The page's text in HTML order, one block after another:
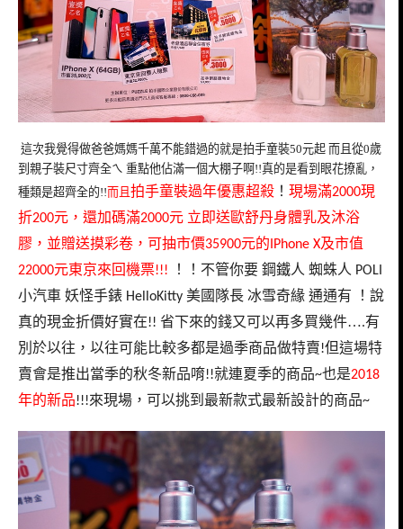
這次我覺得做爸爸媽媽千萬不能錯過的就是拍手童裝50元起 而且從0歲
到親子裝尺寸齊全ㄟ 重點他佔滿一個大棚子啊!!真的是看到眼花撩亂，
種類是超齊全的!!而且 拍手童裝過年優惠超殺 ！ 現場滿2000現
折200元，還加碼滿2000元 立即送歐舒丹身體乳及沐浴
膠，並贈送摸彩卷，可抽市價35900元的 IPhone X及市值
22000元東京來回機票!!! ！！不管你要 鋼鐵人 蜘蛛人 POLI
小汽車 妖怪手錶 HelloKitty 美國隊長 冰雪奇緣 通通有
！說
真的現金折價好實在!! 省下來的錢又可以再多買幾件….有
別於以往，以往可能比較多都是過季商品做特賣!但這場特
賣會是推出當季的秋冬新品唷!!就連夏季的商品~也是2018
年的新品!!!來現場，可以挑到最新款式最新設計的商品~